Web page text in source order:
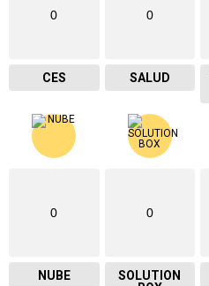
0
CES
0
SALUD
0
NUBE
0
SOLUTION